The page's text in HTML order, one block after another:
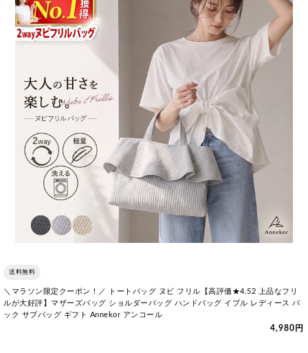
送料無料
＼マラソン限定クーポン！／ トートバッグ ヌビ フリル【高評価★4.52 上品なフリ
ルが大好評】マザーズバッグ ショルダーバッグ ハンドバッグ イブル レディース バ
ック サブバッグ ギフト Annekor アンコール
4,980円